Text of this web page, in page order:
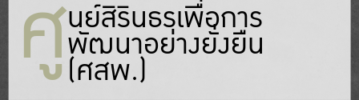
ศูนย์สิรินธรเพื่อการ
พัฒนาอย่างยั่งยืน
(ศสพ.)